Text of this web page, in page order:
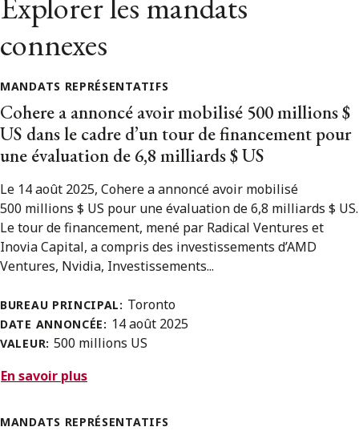
connexes
MANDATS REPRÉSENTATIFS
Cohere a annoncé avoir mobilisé 500 millions $
US dans le cadre d’un tour de financement pour
une évaluation de 6,8 milliards $ US
Le 14 août 2025, Cohere a annoncé avoir mobilisé
500 millions $ US pour une évaluation de 6,8 milliards $ US.
Le tour de financement, mené par Radical Ventures et
Inovia Capital, a compris des investissements d’AMD
Ventures, Nvidia, Investissements...
BUREAU PRINCIPAL: Toronto
DATE ANNONCÉE: 14 août 2025
VALEUR: 500 millions US
En savoir plus
MANDATS REPRÉSENTATIFS